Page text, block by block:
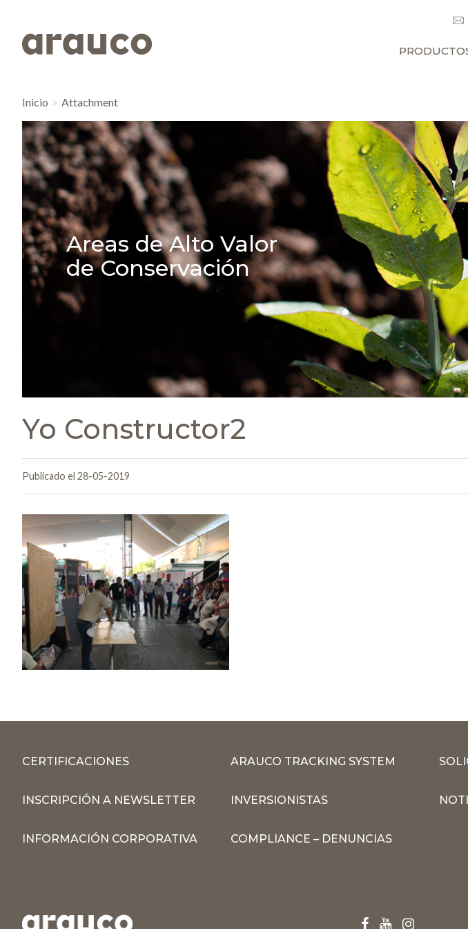
Inicio Attachment
Areas de Alto Valor
de Conservación
Yo Constructor2
Publicado el 28-05-2019
CERTIFICACIONES ARAUCO TRACKING SYSTEM
INSCRIPCIÓN A NEWSLETTER INVERSIONISTAS
INFORMACIÓN CORPORATIVA COMPLIANCE – DENUNCIAS